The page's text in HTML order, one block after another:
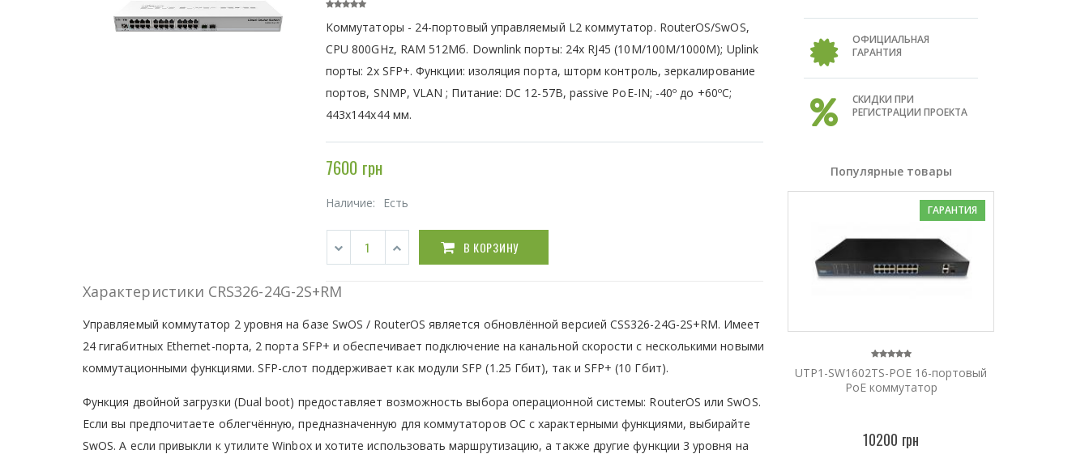
Коммутаторы - 24-портовый управляемый L2 коммутатор. RouterOS/SwOS,
CPU 800GHz, RAM 512Мб. Downlink порты: 24x RJ45 (10M/100M/1000M); Uplink
порты: 2x SFP+. Функции: изоляция порта, шторм контроль, зеркалирование
портов, SNMP, VLAN ; Питание: DC 12-57В, passive PoE-IN; -40º до +60ºC;
443x144x44 мм.
7600 грн
Наличие: Есть
В КОРЗИНУ
Характеристики CRS326-24G-2S+RM
Управляемый коммутатор 2 уровня на базе SwOS / RouterOS является обновлённой версией CSS326-24G-2S+RM. Имеет
24 гигабитных Ethernet-порта, 2 порта SFP+ и обеспечивает подключение на канальной скорости с несколькими новыми
коммутационными функциями. SFP-слот поддерживает как модули SFP (1.25 Гбит), так и SFP+ (10 Гбит).
Функция двойной загрузки (Dual boot) предоставляет возможность выбора операционной системы: RouterOS или SwOS.
Если вы предпочитаете облегчённую, предназначенную для коммутаторов ОС с характерными функциями, выбирайте
SwOS. А если привыкли к утилите Winbox и хотите использовать маршрутизацию, а также другие функции 3 уровня на
ОФИЦИАЛЬНАЯ
ГАРАНТИЯ
СКИДКИ ПРИ
РЕГИСТРАЦИИ ПРОЕКТА
Популярные товары
ГАРАНТИЯ
UTP1-SW1602TS-POE 16-портовый
PoE коммутатор
10200 грн